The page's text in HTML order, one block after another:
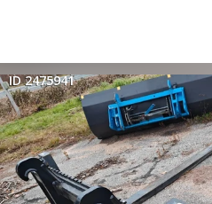
ID 2475941